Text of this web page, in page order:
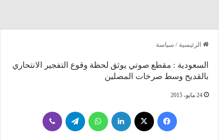
الرئيسية / سياسة
السعودية : مقطع صوتي يوثق لحظة وقوع التفجير الانتحاري
بالقديح وسط صرخات المصلين
24 مايو، 2015
فيسبوك لينكدإن واتساب تيلقرام